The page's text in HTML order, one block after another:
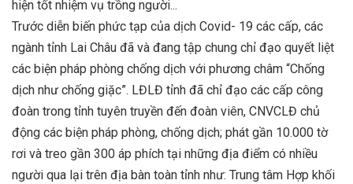
hiện tốt nhiệm vụ trồng người...
Trước diễn biến phức tạp của dịch Covid- 19 các cấp, các
ngành tỉnh Lai Châu đã và đang tập chung chỉ đạo quyết liệt
các biện pháp phòng chống dịch với phương châm “Chống
dịch như chống giặc”. LĐLĐ tỉnh đã chỉ đạo các cấp công
đoàn trong tỉnh tuyên truyền đến đoàn viên, CNVCLĐ chủ
động các biện pháp phòng, chống dịch; phát gần 10.000 tờ
rơi và treo gần 300 áp phích tại những địa điểm có nhiều
người qua lại trên địa bàn toàn tỉnh như: Trung tâm Hợp khối